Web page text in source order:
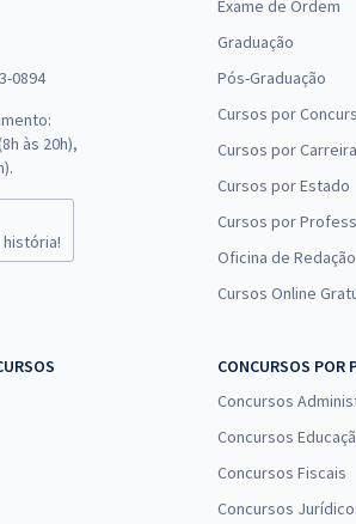
0894
às 20h),
história!
Exame de Ordem
Graduação
Pós-Graduação
Cursos por
Cursos por Carreira
Cursos por Estado
Cursos por
Oficina de Redação
Cursos Online
CONCURSOS POR
Concursos
Concursos
Concursos Fiscais
Concursos